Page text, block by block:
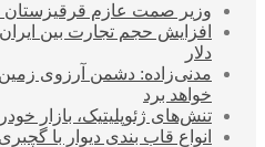
وزیر صمت عازم
دلار
مدنی‌زاده: دشمن آرزوی
خواهد برد
تنش‌های ژئوپلیتیک، بازار
انواع قاب بندی دیوار با